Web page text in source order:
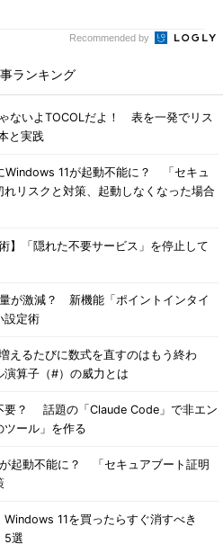
Recommended by
ランキング
ないよTOCOLだよ！ 表を一発でリス
と実践
Windows 11が起動不能に？ 「セキュ
リスクと対策、起動しなくなった場合
】「隠れた不要サービス」を停止して
が激減？ 新機能「ポイントインタイ
設定術
えるたびに数式を直すのはもう終わ
演算子（#）の威力とは
要？ 話題の「Claude Code」で非エン
ツール」を作る
起動不能に？ 「セキュアブート証明
11を買ったらすぐ消すべき
5選